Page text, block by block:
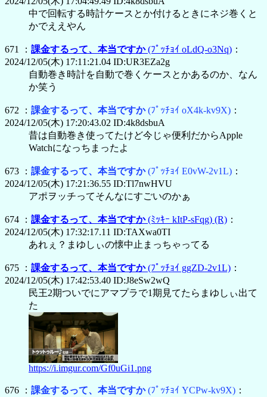
中で回転する時計ケースとか付けるときにネジ巻くと
かでええやん
671 ： 課金するって、本当ですか(ﾌﾟｯﾁｮｲ oLdQ-o3Nq) ：
2024/12/05(木) 17:11:21.04 ID:UR3EZa2g
自動巻き時計を自動で巻くケースとかあるのか、なん
か笑う
672 ： 課金するって、本当ですか(ﾌﾟｯﾁｮｲ oX4k-kv9X) ：
2024/12/05(木) 17:20:43.02 ID:4k8dsbuA
昔は自動巻き使ってたけど今じゃ便利だからApple
Watchになっちまったよ
673 ： 課金するって、本当ですか(ﾌﾟｯﾁｮｲ E0vW-2v1L) ：
2024/12/05(木) 17:21:36.55 ID:Tl7nwHVU
アポヲッチってそんなにすごいのかぁ
674 ： 課金するって、本当ですか(ﾐｯｷｰ kItP-sFqg) (R) ：
2024/12/05(木) 17:32:17.11 ID:TAXwa0TI
あれぇ？まゆしぃの懐中止まっちゃってる
675 ： 課金するって、本当ですか(ﾌﾟｯﾁｮｲ ggZD-2v1L) ：
2024/12/05(木) 17:42:53.40 ID:J8eSw2wQ
民王2期ついでにアマプラで1期見てたらまゆしぃ出て
た
https://i.imgur.com/Gf0uGi1.png
676 ： 課金するって、本当ですか(ﾌﾟｯﾁｮｲ YCPw-kv9X) ：